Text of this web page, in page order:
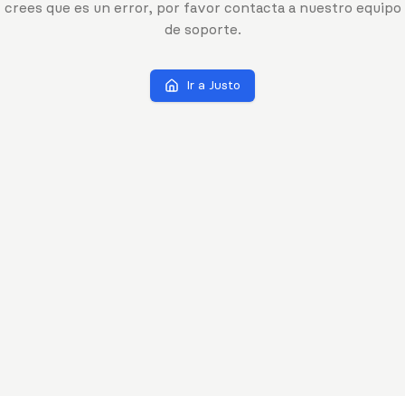
crees que es un error, por favor contacta a nuestro equipo
de soporte.
Ir a Justo